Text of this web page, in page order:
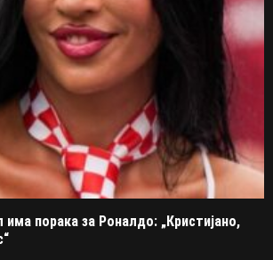
порака за Роналдо: „Кристијано,